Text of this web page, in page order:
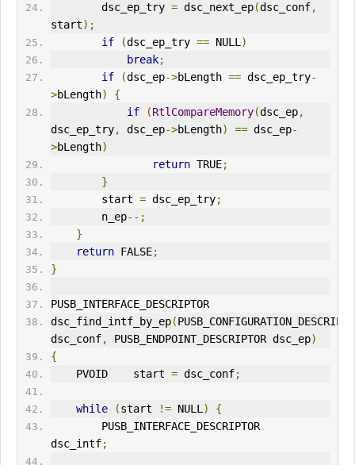
        dsc_ep_try
= dsc_next_ep(dsc_conf,
start);
if
(dsc_ep_try == NULL )
break;
if
(dsc_ep->bLength == dsc_ep_try-
>bLength)
{
if
(RtlCompareMemory(dsc_ep,
dsc_ep_try, dsc_ep->bLength) == dsc_ep-
>bLength)
return TRUE;
}
        start
= dsc_ep_try;
        n_ep
--;
}
return FALSE;
}
PUSB_INTERFACE_DESCRIPTOR
dsc_find_intf_by_ep(
dsc_conf, PUSB_ENDPOINT_DESCRIPTOR dsc_ep)
{
    PVOID    start
= dsc_conf;
while (start != NULL )
{
dsc_intf;